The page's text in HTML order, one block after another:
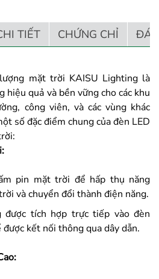
TIẾT CHỨNG CHỈ
mặt trời KAISU Lighting là
hiệu quả và bền vững cho các khu
công viên, và các vùng khác
số đặc điểm chung của đèn LED
pin mặt trời để hấp thụ năng
và chuyển đổi thành điện năng.
được tích hợp trực tiếp vào đèn
được kết nối thông qua dây dẫn.